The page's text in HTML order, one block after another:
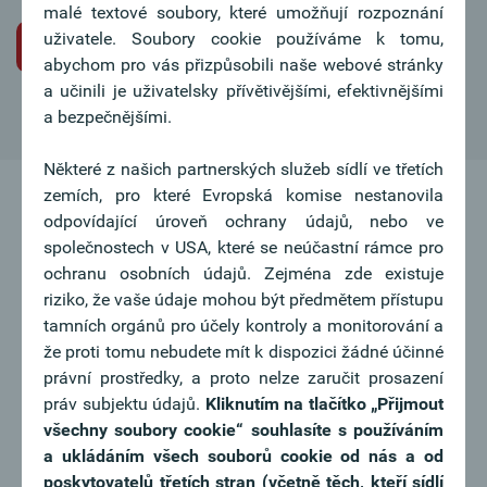
Iniciativní žádost o pracovní místo
malé textové soubory, které umožňují rozpoznání
uživatele. Soubory cookie používáme k tomu,
abychom pro vás přizpůsobili naše webové stránky
a učinili je uživatelsky přívětivějšími, efektivnějšími
a bezpečnějšími.
Některé z našich partnerských služeb sídlí ve třetích
zemích, pro které Evropská komise nestanovila
odpovídající úroveň ochrany údajů, nebo ve
společnostech v USA, které se neúčastní rámce pro
ochranu osobních údajů. Zejména zde existuje
riziko, že vaše údaje mohou být předmětem přístupu
tamních orgánů pro účely kontroly a monitorování a
že proti tomu nebudete mít k dispozici žádné účinné
právní prostředky, a proto nelze zaručit prosazení
práv subjektu údajů. Kliknutím na tlačítko „Přijmout
všechny soubory cookie“ souhlasíte s používáním
a ukládáním všech souborů cookie od nás a od
poskytovatelů třetích stran (včetně těch, kteří sídlí